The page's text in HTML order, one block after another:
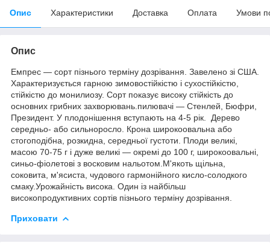
Опис Характеристики Доставка Оплата Умови
Опис
Емпрес — сорт пізнього терміну дозрівання. Завелено зі США.
Характеризується гарною зимовостійкістю і сухостійкістю,
стійкістю до монилиозу. Сорт показує високу стійкість до
основних грибних захворювань.пилювачі — Стенлей, Бюфри,
Президент. У плодонішення вступають на 4-5 рік. Дерево
середньо- або сильноросло. Крона широкоовальна або
стогоподібна, розкидна, середньої густоти. Плоди великі,
масою 70-75 г і дуже великі — окремі до 100 г, широкоовальні,
синьо-фіолетові з восковим нальотом.М'якоть щільна,
соковита, м'ясиста, чудового гармонійного кисло-солодкого
смаку.Урожайність висока. Один із найбільш
високопродуктивних сортів пізнього терміну дозрівання.
Приховати